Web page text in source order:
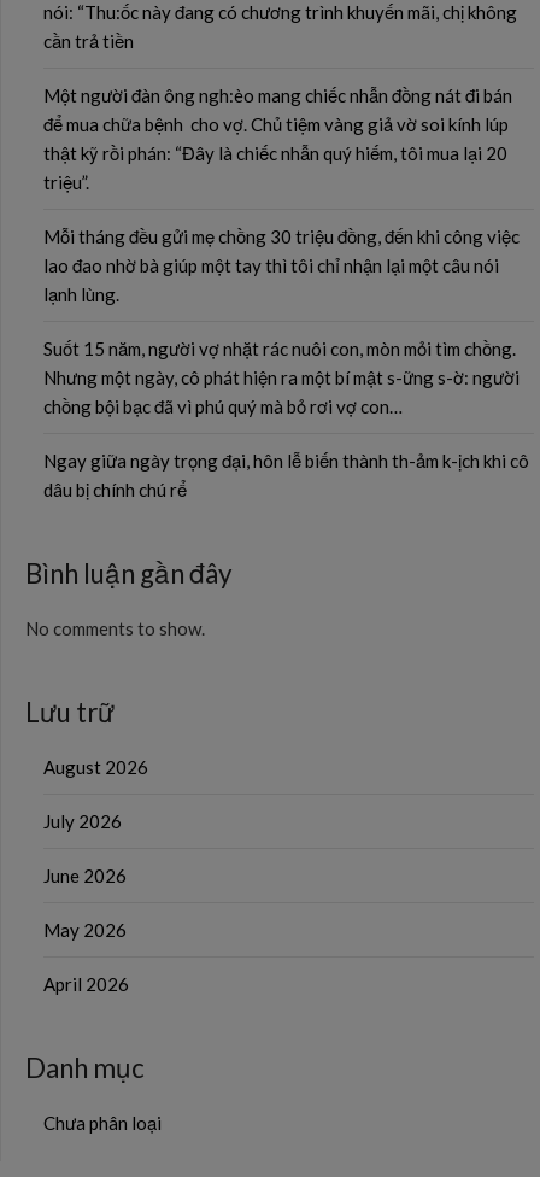
nói: “Thu:ốc này đang có chương trình khuyến mãi, chị không
cần trả tiền
Một người đàn ông ngh:èo mang chiếc nhẫn đồng nát đi bán
để mua chữa bệnh cho vợ. Chủ tiệm vàng giả vờ soi kính lúp
thật kỹ rồi phán: “Đây là chiếc nhẫn quý hiếm, tôi mua lại 20
triệu”.
Mỗi tháng đều gửi mẹ chồng 30 triệu đồng, đến khi công việc
lao đao nhờ bà giúp một tay thì tôi chỉ nhận lại một câu nói
lạnh lùng.
Suốt 15 năm, người vợ nhặt rác nuôi con, mòn mỏi tìm chồng.
Nhưng một ngày, cô phát hiện ra một bí mật s-ững s-ờ: người
chồng bội bạc đã vì phú quý mà bỏ rơi vợ con…
Ngay giữa ngày trọng đại, hôn lễ biến thành th-ảm k-ịch khi cô
dâu bị chính chú rể
Bình luận gần đây
No comments to show.
Lưu trữ
August 2026
July 2026
June 2026
May 2026
April 2026
Danh mục
Chưa phân loại